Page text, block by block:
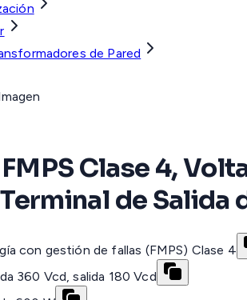
de Pared
Clase 4,
de Salida
con gestión de fallas (FMPS) Clase 4
360 Vcd, salida 180 Vcd